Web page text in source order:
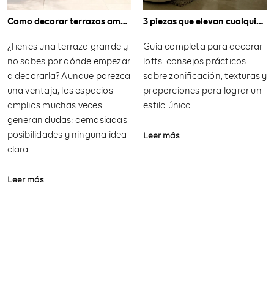
Como decorar terrazas amplias
¿Tienes una terraza grande y
no sabes por dónde empezar
a decorarla? Aunque parezca
una ventaja, los espacios
amplios muchas veces
generan dudas: demasiadas
posibilidades y ninguna idea
clara.
Leer más
3 piezas que elevan cualquier salón: las claves para conseguir un espacio elegante y con personalidad
Guía completa para decorar
lofts: consejos prácticos
sobre zonificación, texturas y
proporciones para lograr un
estilo único.
Leer más